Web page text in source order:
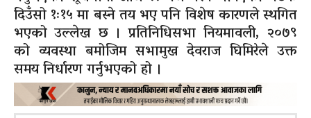
दिउँसो १ः१५ मा बस्ने तय भए पनि विशेष कारणले स्थगित
भएको उल्लेख छ । प्रतिनिधिसभा नियमावली, २०७९
को व्यवस्था बमोजिम सभामुख देवराज घिमिरेले उक्त
समय निर्धारण गर्नुभएको हो ।